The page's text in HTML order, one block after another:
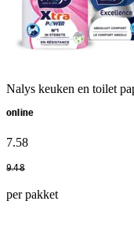
Nalys keuken en toilet
online
7.58
9.48
per pakket